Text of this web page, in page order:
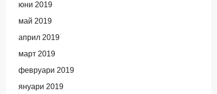
юни 2019
май 2019
април 2019
март 2019
февруари 2019
януари 2019